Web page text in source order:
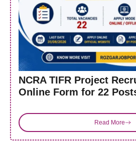
NCRA TIFR Project
Online Form for 22
Read More